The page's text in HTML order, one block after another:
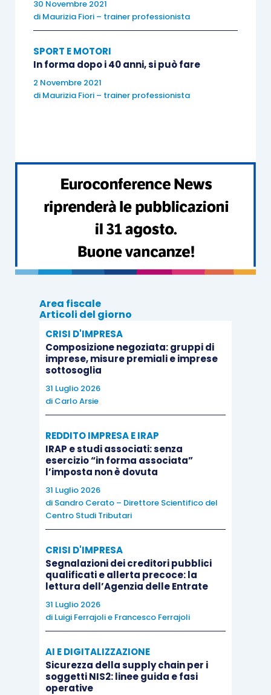
Ultima novità in ordine di tempo, ma non di
importanza, giunge dalla Svezia:MIPS.
Un importante sistema di assorbimento degli urti
a livello della calotta. É un dispositivo semimobile
30 Novembre 2021
di Maurizia Fiori – trainer professionista
SPORT E MOTORI
In forma dopo i 40 anni, si può fare
2 Novembre 2021
di Maurizia Fiori – trainer professionista
Area fiscale
Articoli del giorno
CRISI D'IMPRESA
Composizione negoziata: gruppi di
imprese, misure premiali e imprese
sottosoglia
31 Luglio 2026
di Carlo Arsie
REDDITO IMPRESA E IRAP
IRAP e studi associati: senza
esercizio “in forma associata”
l’imposta non è dovuta
31 Luglio 2026
di Sandro Cerato – Direttore Scientifico del
Centro Studi Tributari
CRISI D'IMPRESA
Segnalazioni dei creditori pubblici
qualificati e allerta precoce: la
lettura dell’Agenzia delle Entrate
31 Luglio 2026
di Luigi Ferrajolie Francesco Ferrajoli
AI E DIGITALIZZAZIONE
Sicurezza della supply chain per i
soggetti NIS2: linee guida e fasi
operative